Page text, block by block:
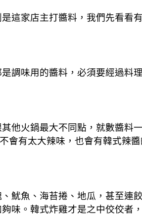
這家店主打醬料，我們先看看
調味用的醬料，必須要經過料
他火鍋最大不同點，就數醬料
會有太大辣味，也會有韓式辣醬
魷魚、海苔捲、地瓜，甚至
味。韓式炸雞才是之中佼佼者